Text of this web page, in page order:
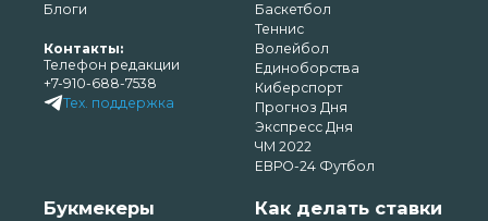
Блоги
Контакты:
Телефон редакции
+7-910-688-7538
Тех. поддержка
Баскетбол
Теннис
Волейбол
Единоборства
Киберспорт
Прогноз Дня
Экспресс Дня
ЧМ 2022
ЕВРО-24 Футбол
Букмекеры Как делать ставки